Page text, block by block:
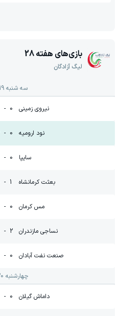
بازی‌های هفته28
لیگ آزادگان
سه شنبه 19 خرداد
نیروی زمینی 0
-
نود ارومیه 0
-
سایپا 0
-
بعثت کرمانشاه 1
-
مس کرمان 0
-
نساجی مازندران 2
-
صنعت نفت آبادان 0
-
چهارشنبه 20 خرداد
داماش گیلان 0
-